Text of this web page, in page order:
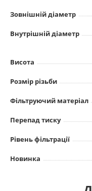
Зовнішній діаметр
Внутрішній діаметр
Висота
Розмір різьби
Фільтруючий матеріал
Перепад тиску
Рівень фільтрації
Новинка